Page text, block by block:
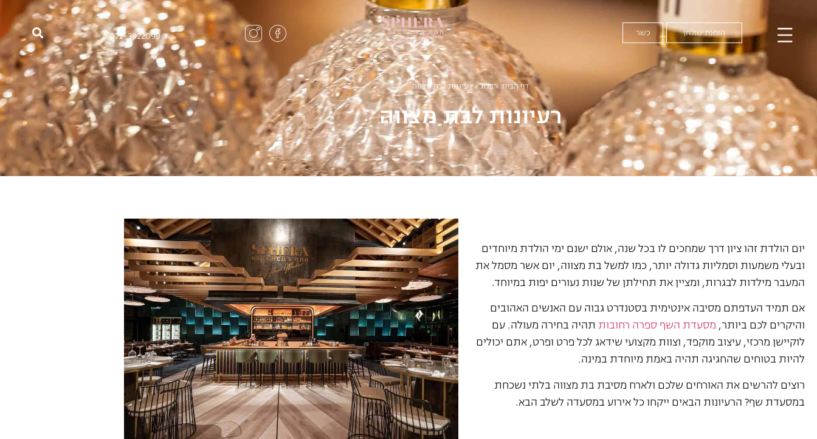
הזמנת שולחן כשר 072-3922099
דף הבית »בלוג»רעיונות לבת מצווה
רעיונות לבת מצווה
יום הולדת זהו ציון דרך שמחכים לו בכל שנה, אולם ישנם ימי הולדת מיוחדים
ובעלי משמעות וסמליות גדולה יותר, כמו למשל בת מצווה, יום אשר מסמל את
המעבר מילדות לבגרות, ומציין את תחילתן של שנות נעורים יפות במיוחד.
אם תמיד העדפתם מסיבה אינטימית בסטנדרט גבוה עם האנשים האהובים
והיקרים לכם ביותר, מסעדת השף ספרה רחובות תהיה בחירה מעולה. עם
לוקיישן מרכזי, עיצוב מוקפד, וצוות מקצועי שידאג לכל פרט ופרט, אתם יכולים
להיות בטוחים שהחגיגה תהיה באמת מיוחדת במינה.
רוצים להרשים את האורחים שלכם ולארח מסיבת בת מצווה בלתי נשכחת
במסעדת שף? הרעיונות הבאים ייקחו כל אירוע במסעדה לשלב הבא.